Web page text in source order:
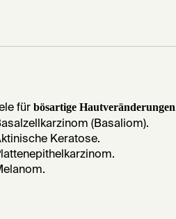
für bösartige Hautveränderungen
(Basaliom).
Keratose.